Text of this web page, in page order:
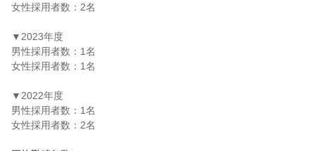
女性採用者数：2名
▼2023年度
男性採用者数：1名
女性採用者数：1名
▼2022年度
男性採用者数：1名
女性採用者数：2名